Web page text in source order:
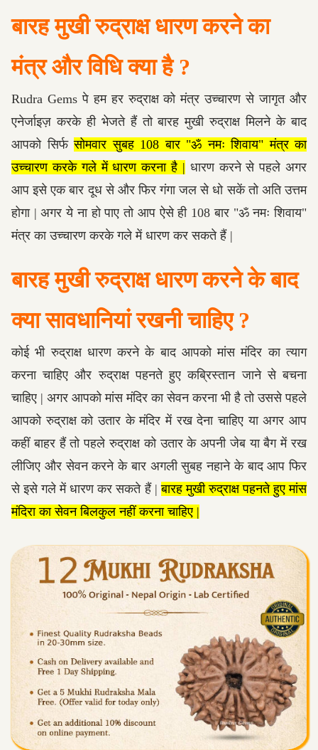
बारह मुखी रुद्राक्ष धारण करने का
मंत्र और विधि क्या है ?
Rudra Gems पे हम हर रुद्राक्ष को मंत्र उच्चारण से जागृत और
एनेर्जाइज़ करके ही भेजते हैं तो बारह मुखी रुद्राक्ष मिलने के बाद
आपको सिर्फसोमवार सुबह 108 बार "ॐ नमः शिवाय" मंत्र का
उच्चारण करके गले में धारण करना है | धारण करने से पहले अगर
आप इसे एक बार दूध से और फिर गंगा जल से धो सकें तो अति उत्तम
होगा | अगर ये ना हो पाए तो आप ऐसे ही 108 बार "ॐ नमः शिवाय"
मंत्र का उच्चारण करके गले में धारण कर सकते हैं |
बारह मुखी रुद्राक्ष धारण करने के बाद
क्या सावधानियां रखनी चाहिए ?
कोई भी रुद्राक्ष धारण करने के बाद आपको मांस मंदिर का त्याग
करना चाहिए और रुद्राक्ष पहनते हुए कब्रिस्तान जाने से बचना
चाहिए | अगर आपको मांस मंदिर का सेवन करना भी है तो उससे पहले
आपको रुद्राक्ष को उतार के मंदिर में रख देना चाहिए या अगर आप
कहीं बाहर हैं तो पहले रुद्राक्ष को उतार के अपनी जेब या बैग में रख
लीजिए और सेवन करने के बार अगली सुबह नहाने के बाद आप फिर
से इसे गले में धारण कर सकते हैं |बारह मुखी रुद्राक्ष पहनते हुए मांस
मंदिरा का सेवन बिलकुल नहीं करना चाहिए |